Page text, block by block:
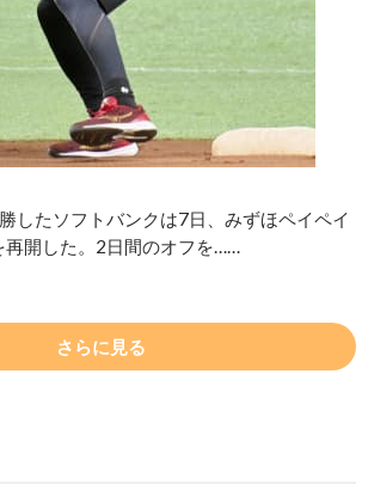
したソフトバンクは7日、みずほペイペイ
再開した。2日間のオフを……
さらに見る